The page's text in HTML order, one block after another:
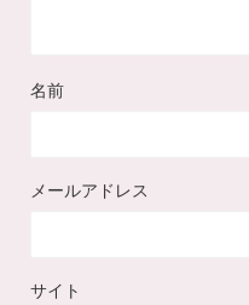
名前
メールアドレス
サイト